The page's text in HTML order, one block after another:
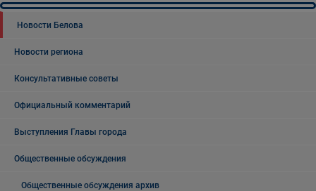
Новости Белова
Новости региона
Консультативные советы
Официальный комментарий
Выступления Главы города
Общественные обсуждения
Общественные обсуждения архив